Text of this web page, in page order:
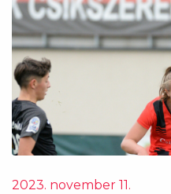
2023. november 11.